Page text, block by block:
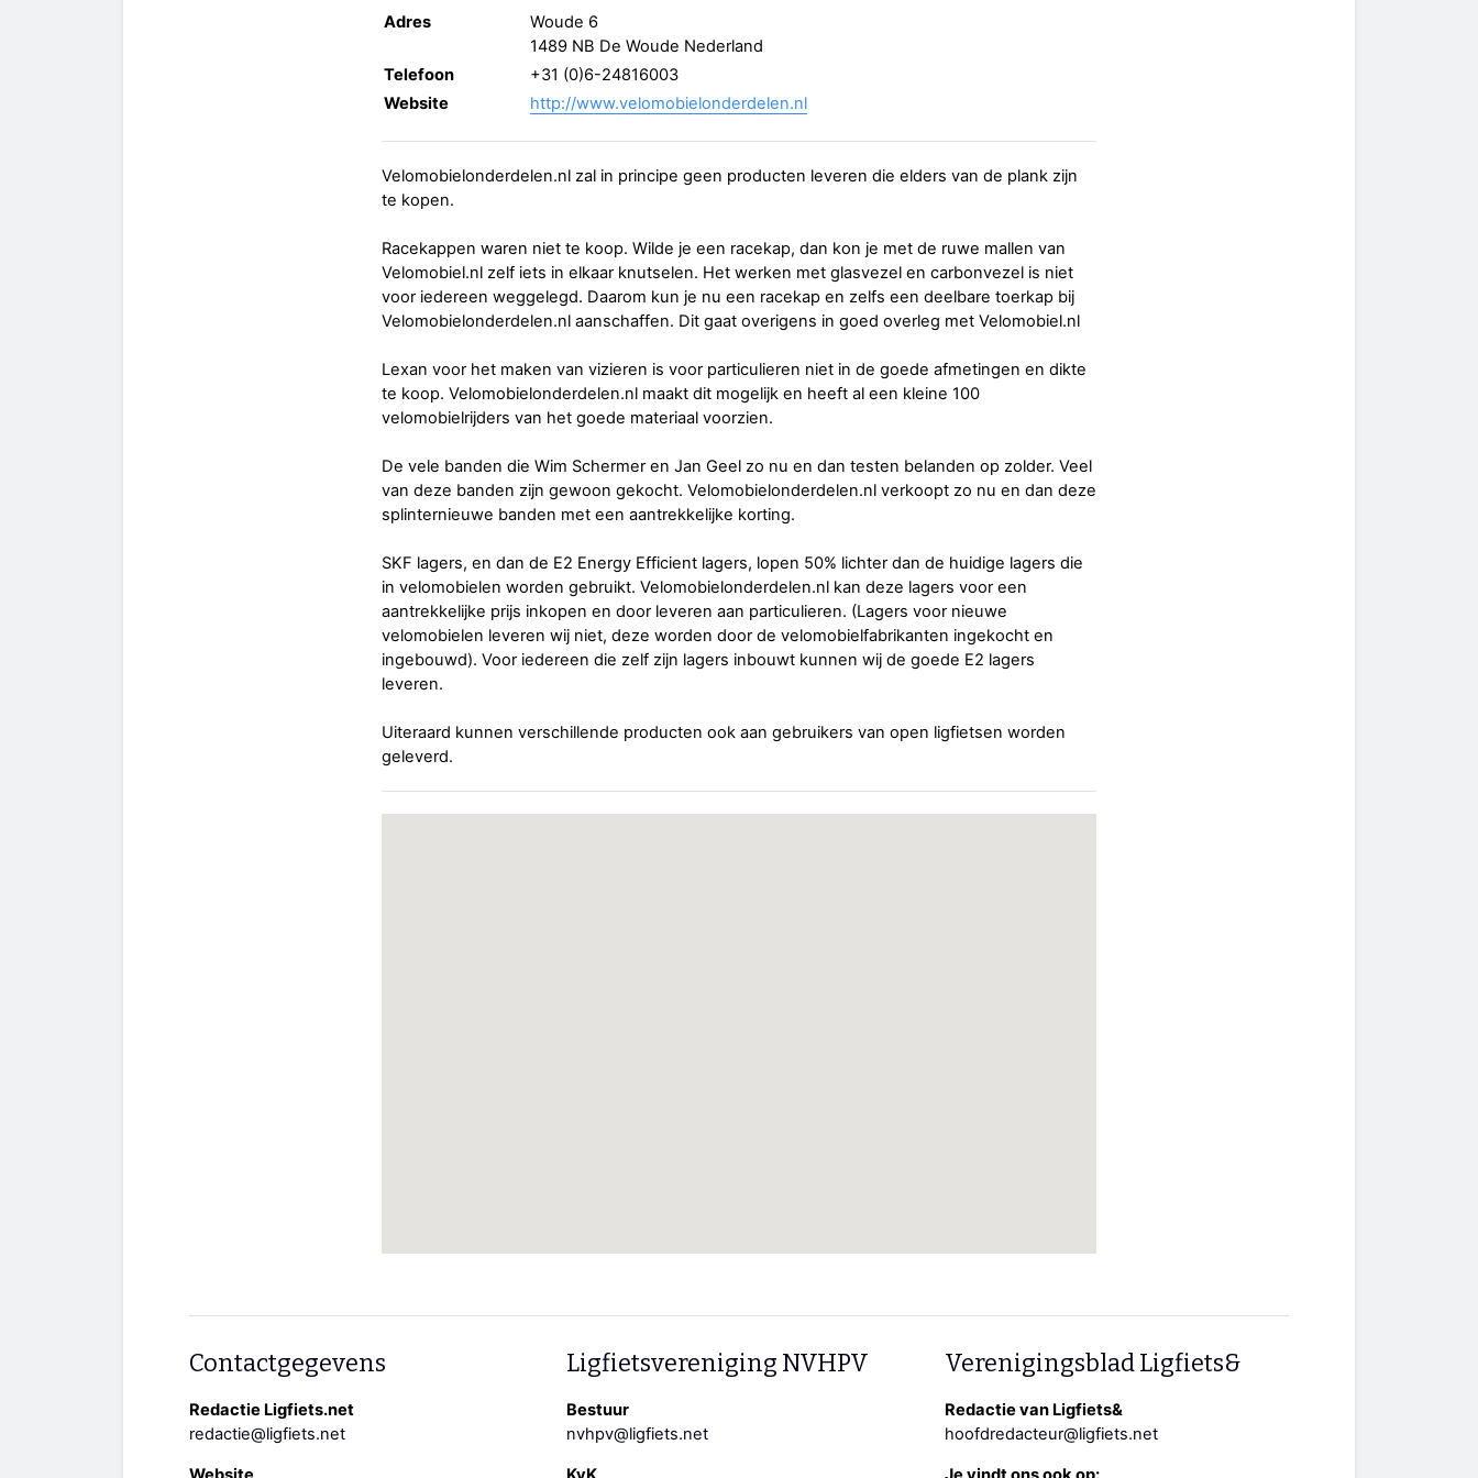
Adres
Woude 6
1489 NB De Woude Nederland
Telefoon
+31 (0)6-24816003
Website
http://www.velomobielonderdelen.nl
Velomobielonderdelen.nl zal in principe geen producten leveren die elders van de plank zijn
te kopen.
Racekappen waren niet te koop. Wilde je een racekap, dan kon je met de ruwe mallen van
Velomobiel.nl zelf iets in elkaar knutselen. Het werken met glasvezel en carbonvezel is niet
voor iedereen weggelegd. Daarom kun je nu een racekap en zelfs een deelbare toerkap bij
Velomobielonderdelen.nl aanschaffen. Dit gaat overigens in goed overleg met Velomobiel.nl
Lexan voor het maken van vizieren is voor particulieren niet in de goede afmetingen en dikte
te koop. Velomobielonderdelen.nl maakt dit mogelijk en heeft al een kleine 100
velomobielrijders van het goede materiaal voorzien.
De vele banden die Wim Schermer en Jan Geel zo nu en dan testen belanden op zolder. Veel
van deze banden zijn gewoon gekocht. Velomobielonderdelen.nl verkoopt zo nu en dan deze
splinternieuwe banden met een aantrekkelijke korting.
SKF lagers, en dan de E2 Energy Efficient lagers, lopen 50% lichter dan de huidige lagers die
in velomobielen worden gebruikt. Velomobielonderdelen.nl kan deze lagers voor een
aantrekkelijke prijs inkopen en door leveren aan particulieren. (Lagers voor nieuwe
velomobielen leveren wij niet, deze worden door de velomobielfabrikanten ingekocht en
ingebouwd). Voor iedereen die zelf zijn lagers inbouwt kunnen wij de goede E2 lagers
leveren.
Uiteraard kunnen verschillende producten ook aan gebruikers van open ligfietsen worden
geleverd.
Contactgegevens
Redactie Ligfiets.net
redactie@ligfiets.net
Ligfietsvereniging NVHPV
Bestuur
nvhpv@ligfiets.net
Verenigingsblad Ligfiets&
Redactie van Ligfiets&
hoofdredacteur@ligfiets.net